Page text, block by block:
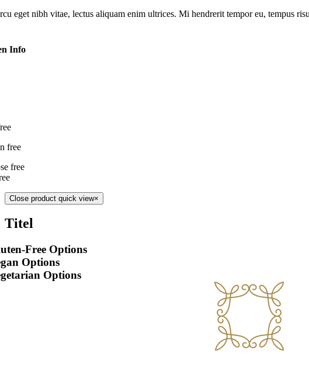
eget nibh vitae, lectus aliquam enim ultrices. Mi hendrerit tempor eu, tempus
Info
free
free
Close product quick view×
Titel
Free Options
Options
Options